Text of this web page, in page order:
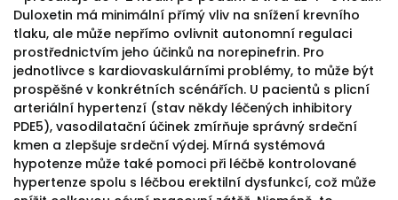
Duloxetin má minimální přímý vliv na snížení krevního
tlaku, ale může nepřímo ovlivnit autonomní regulaci
prostřednictvím jeho účinků na norepinefrin. Pro
jednotlivce s kardiovaskulárními problémy, to může být
prospěšné v konkrétních scénářích. U pacientů s plicní
arteriální hypertenzí (stav někdy léčených inhibitory
PDE5), vasodilatační účinek zmírňuje správný srdeční
kmen a zlepšuje srdeční výdej. Mírná systémová
hypotenze může také pomoci při léčbě kontrolované
hypertenze spolu s léčbou erektilní dysfunkcí, což může